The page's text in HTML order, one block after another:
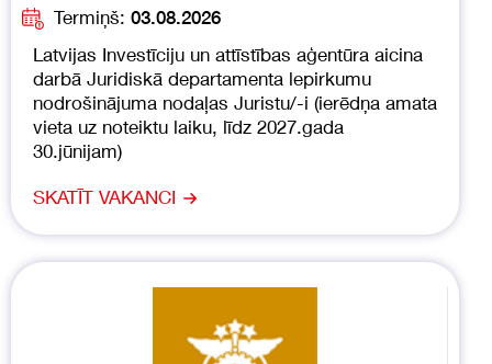
Termiņš: 03.08.2026
Latvijas Investīciju un attīstības aģentūra aicina
darbā Juridiskā departamenta lepirkumu
nodrošinājuma nodaļas Juristu/-i (ierēdņa amata
vieta uz noteiktu laiku, līdz 2027.gada
30.jūnijam)
SKATĪT VAKANCI